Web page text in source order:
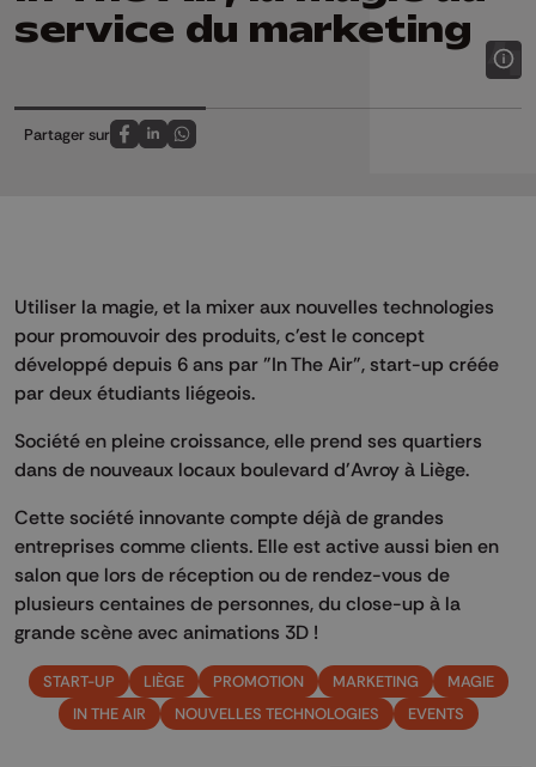
service du marketing
Partager sur
Partagez sur FaceBook
Partagez sur LinkedIn
Partagez sur Whatsapp
Utiliser la magie, et la mixer aux nouvelles technologies
pour promouvoir des produits, c'est le concept
développé depuis 6 ans par "In The Air", start-up créée
par deux étudiants liégeois.
Société en pleine croissance, elle prend ses quartiers
dans de nouveaux locaux boulevard d'Avroy à Liège.
Cette société innovante compte déjà de grandes
entreprises comme clients. Elle est active aussi bien en
salon que lors de réception ou de rendez-vous de
plusieurs centaines de personnes, du close-up à la
grande scène avec animations 3D !
START-UP LIÈGE PROMOTION MARKETING
MAGIE
IN THE AIR
NOUVELLES TECHNOLOGIES EVENTS